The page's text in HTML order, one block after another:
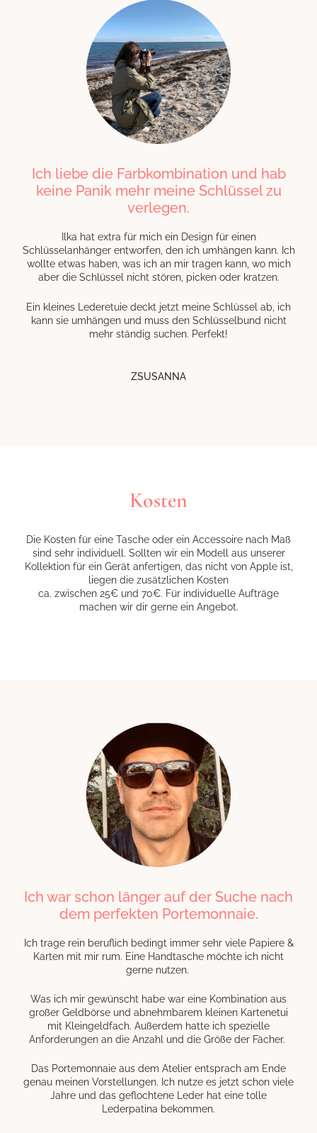
Ich liebe die Farbkombination und hab
keine Panik mehr meine Schlüssel zu
verlegen.
Ilka hat extra für mich ein Design für einen
Schlüsselanhänger entworfen, den ich umhängen kann. Ich
wollte etwas haben, was ich an mir tragen kann, wo mich
aber die Schlüssel nicht stören, picken oder kratzen.
Ein kleines Lederetuie deckt jetzt meine Schlüssel ab, ich
kann sie umhängen und muss den Schlüsselbund nicht
mehr ständig suchen. Perfekt!
ZSUSANNA
Kosten
Die Kosten für eine Tasche oder ein Accessoire nach Maß
sind sehr individuell. Sollten wir ein Modell aus unserer
Kollektionfür ein Gerät anfertigen, das nicht von Apple ist,
liegen die zusätzlichen Kosten
ca. zwischen 25€ und 70€. Für individuelle Aufträge
machen wir dir gerne ein Angebot.
Ich war schon länger auf der Suche nach
dem perfekten Portemonnaie.
Ich trage rein beruflich bedingt immer sehr viele Papiere &
Karten mit mir rum. Eine Handtasche möchte ich nicht
gerne nutzen.
Was ich mir gewünscht habe war eine Kombination aus
großer Geldbörse und abnehmbarem kleinen Kartenetui
mit Kleingeldfach. Außerdem hatte ich spezielle
Anforderungen an die Anzahl und die Größe der Fächer.
Das Portemonnaie aus dem Atelier entsprach am Ende
genau meinen Vorstellungen. Ich nutze es jetzt schon viele
Jahre und das geflochtene Leder hat eine tolle
Lederpatina bekommen.